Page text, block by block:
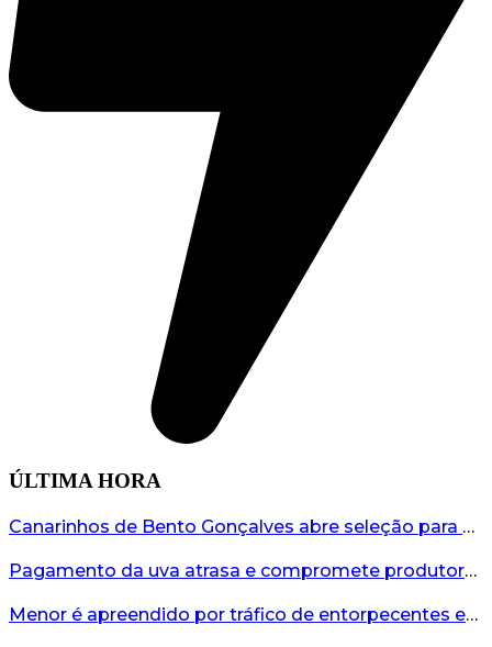
ÚLTIMA HORA
Canarinhos de Bento Gonçalves abre seleção para novos integrantes...
Pagamento da uva atrasa e compromete produtores...
Menor é apreendido por tráfico de entorpecentes em Veranópolis...